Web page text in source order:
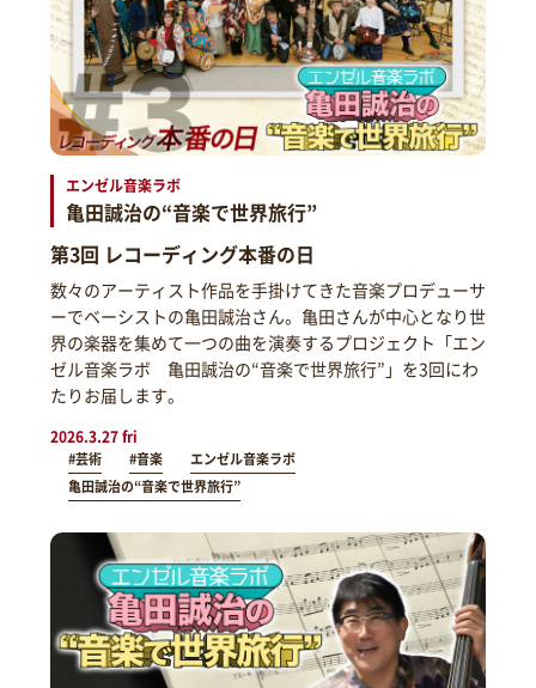
エンゼル音楽ラボ
亀田誠治の“音楽で世界旅行”
第3回 レコーディング本番の日
数々のアーティスト作品を手掛けてきた音楽プロデューサ
ーでベーシストの亀田誠治さん。亀田さんが中心となり世
界の楽器を集めて一つの曲を演奏するプロジェクト「エン
ゼル音楽ラボ 亀田誠治の“音楽で世界旅行”」を3回にわ
たりお届します。
2026.3.27 fri
#芸術 #音楽
エンゼル音楽ラボ
亀田誠治の“音楽で世界旅行”